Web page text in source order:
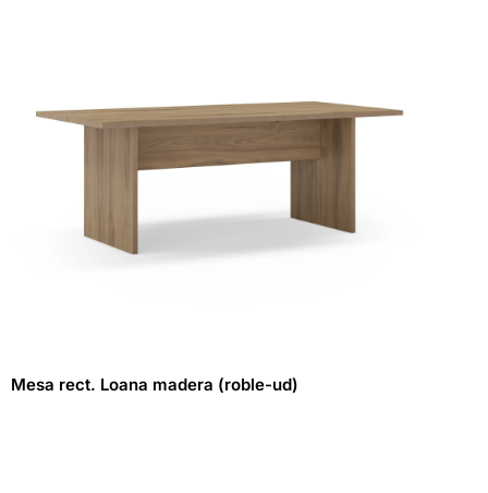
Mesa rect. Loana madera (roble-ud)